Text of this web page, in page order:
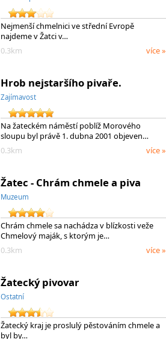
Nejmenší chmelnici ve střední Evropě
najdeme v Žatci v…
0.3km
více »
Hrob nejstaršího pivaře.
Zajímavost
Na žateckém náměstí poblíž Morového
sloupu byl právě 1. dubna 2001 objeven…
0.3km
více »
Žatec - Chrám chmele a piva
Muzeum
Chrám chmele sa nachádza v blízkosti veže
Chmelový maják, s ktorým je…
0.3km
více »
Žatecký pivovar
Ostatní
Žatecký kraj je proslulý pěstováním chmele a
byl by…